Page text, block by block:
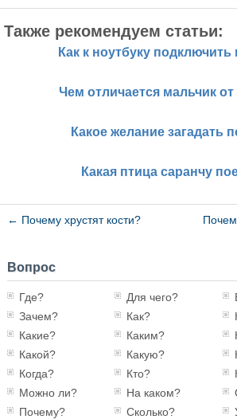
Также рекомендуем статьи:
Как к ноутбуку
Чем отличается мальчик от
Какое желание загадать
Какая птица саранчу
← Почему хрустят кости?
Вопрос
Где? Для чего?
Зачем?
Как?
Какие?
Каким?
Какой?
Какую?
Когда?
Кто?
Можно ли?
На каком?
Почему?
Сколько?